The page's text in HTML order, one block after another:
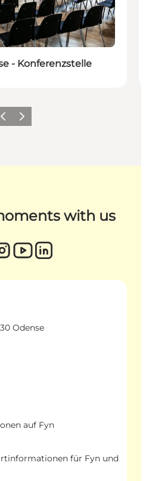
- Konferenzstelle
ZurückWeiter
with us
Odense
auf Fyn
für Fyn und